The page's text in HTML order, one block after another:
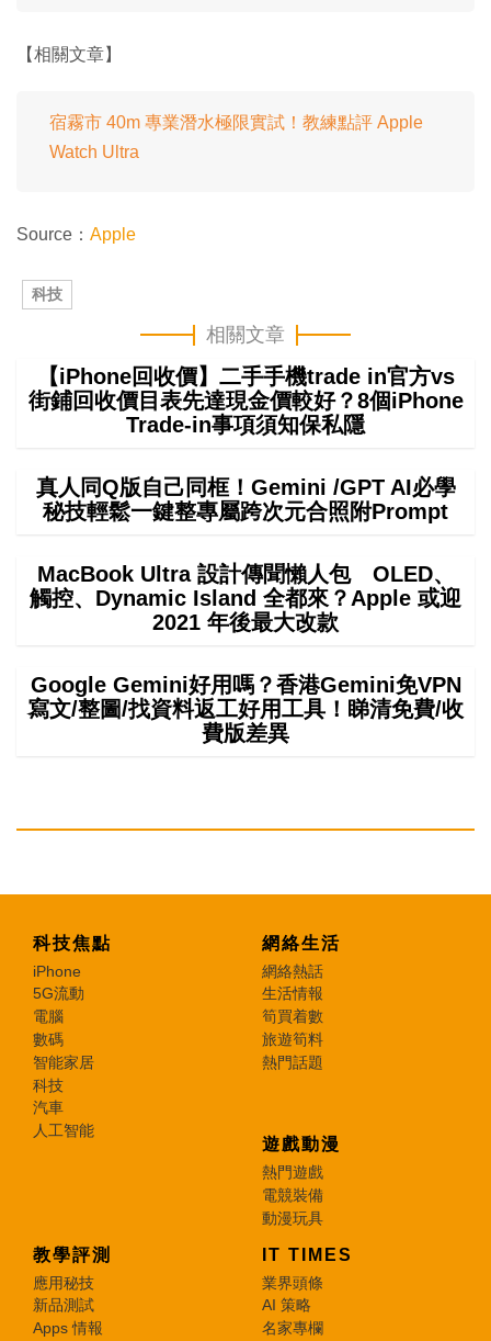
【相關文章】
宿霧市 40m 專業潛水極限實試！教練點評 Apple
Watch Ultra
Source： Apple
科技
相關文章
【iPhone回收價】二手手機trade in官方vs
街鋪回收價目表先達現金價較好？8個iPhone
Trade-in事項須知保私隱
真人同Q版自己同框！Gemini /GPT AI必學
秘技輕鬆一鍵整專屬跨次元合照附Prompt
MacBook Ultra 設計傳聞懶人包 OLED、
觸控、Dynamic Island 全都來？Apple 或迎
2021 年後最大改款
Google Gemini好用嗎？香港Gemini免VPN
寫文/整圖/找資料返工好用工具！睇清免費/收
費版差異
科技焦點
iPhone
5G流動
電腦
數碼
智能家居
科技
汽車
人工智能
網絡生活
網絡熱話
生活情報
筍買着數
旅遊筍料
熱門話題
遊戲動漫
熱門遊戲
電競裝備
動漫玩具
教學評測
應用秘技
新品測試
Apps 情報
IT TIMES
業界頭條
AI 策略
名家專欄